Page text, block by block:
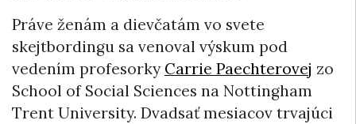
Práve ženám a dievčatám vo svete
skejtbordingu sa venoval výskum pod
vedením profesorky Carrie Paechterovej zo
School of Social Sciences na Nottingham
Trent University. Dvadsať mesiacov trvajúci